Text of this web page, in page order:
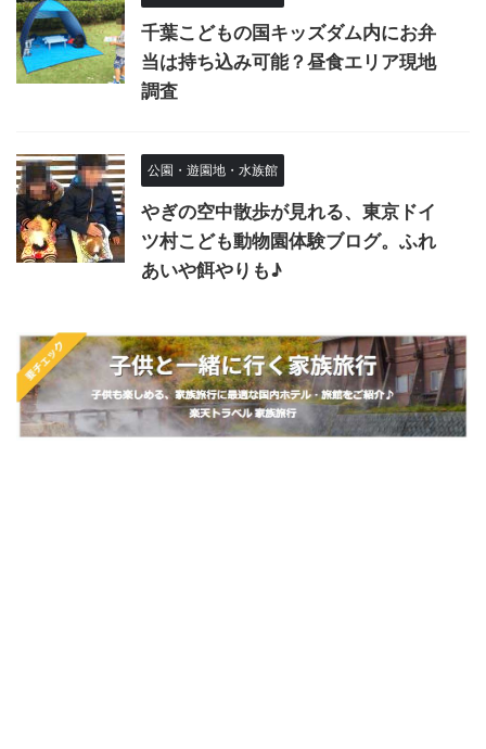
千葉こどもの国キッズダム内にお弁
当は持ち込み可能？昼食エリア現地
調査
公園・遊園地・水族館
やぎの空中散歩が見れる、東京ドイ
ツ村こども動物園体験ブログ。ふれ
あいや餌やりも♪